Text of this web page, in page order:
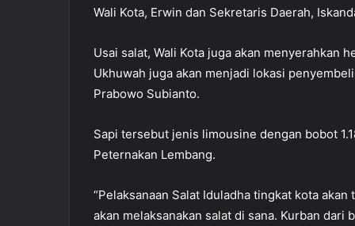
Wali Kota, Erwin dan Sekretaris Daerah,
Usai salat, Wali Kota juga akan menyerahkan
Ukhuwah juga akan menjadi lokasi
Prabowo Subianto.
Sapi tersebut jenis limousine dengan bobot
Peternakan Lembang.
“Pelaksanaan Salat Iduladha tingkat kota
akan melaksanakan salat di sana. Kurban